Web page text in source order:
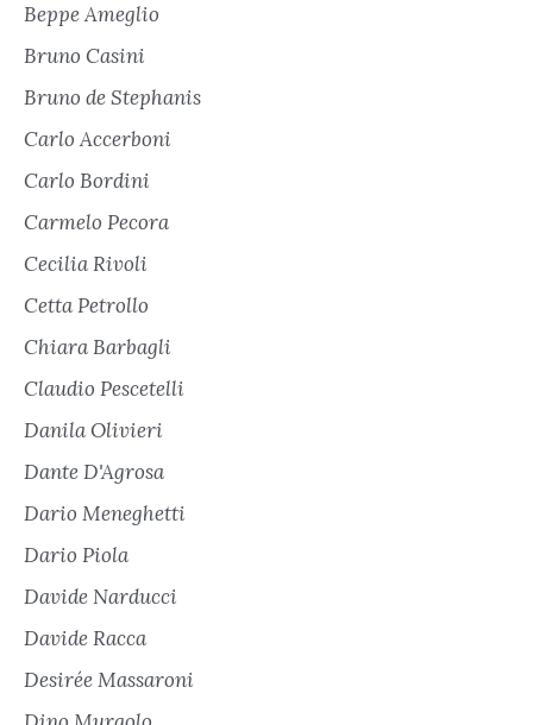
Beppe Ameglio
Bruno Casini
Bruno de Stephanis
Carlo Accerboni
Carlo Bordini
Carmelo Pecora
Cecilia Rivoli
Cetta Petrollo
Chiara Barbagli
Claudio Pescetelli
Danila Olivieri
Dante D'Agrosa
Dario Meneghetti
Dario Piola
Davide Narducci
Davide Racca
Desirée Massaroni